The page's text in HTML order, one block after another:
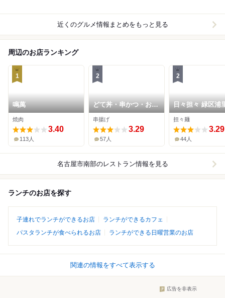
近くのグルメ情報まとめをもっと見る
周辺のお店ランキング
1
鳴萬
焼肉
3.40
113人
2
どて丼・串かつ・おお
ぞら
串揚げ
3.29
57人
2
日々担々 緑区浦
担々麺
3.29
44人
名古屋市南部のレストラン情報を見る
ランチのお店を探す
子連れでランチができるお店
ランチができるカフェ
パスタランチが食べられるお店
ランチができる日曜営業のお店
関連の情報をすべて表示する
広告を非表示